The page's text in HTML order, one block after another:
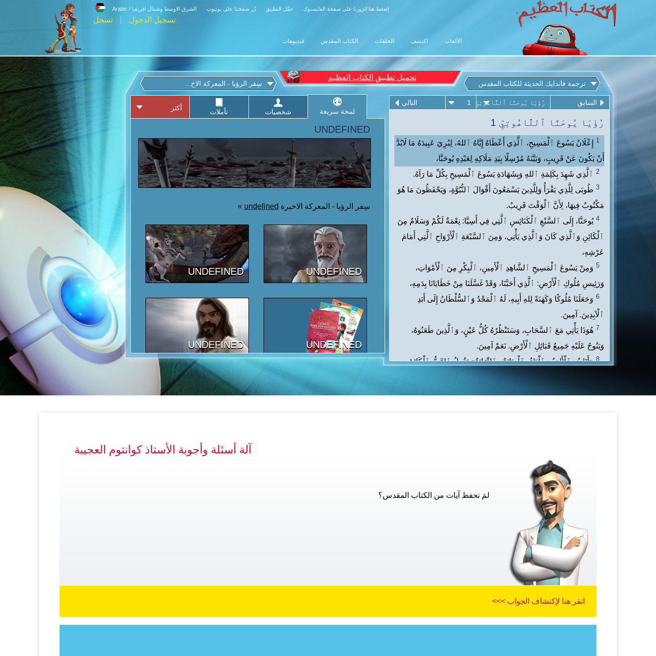
الشرق الاوسط وشمال افريقيا / Arabic زُر صفحتنا على يوتيوب حمِّل التطبيق إضغط هنا لتزورنا على صفحة الفايسبوك
تسجيل الدخول تسجل
الألعاب اكتشف الحلقات الكتاب المقدس فيديوهات
آلة أسئلة وأجوبة الأستاذ كوانتوم العجيبة
لمَ نحفظ آيات من الكتاب المقدس؟
انقر هنا لإكتشاف الجواب >>>